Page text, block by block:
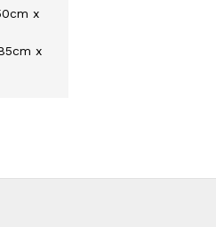
x
x